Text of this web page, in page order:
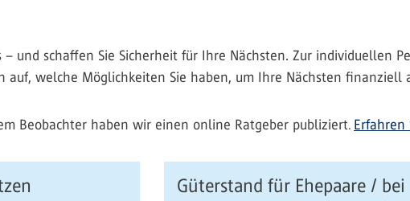
– und schaffen Sie Sicherheit für Ihre Nächsten. Zur individuellen
auf, welche Möglichkeiten Sie haben, um Ihre Nächsten finanziell
Beobachter haben wir einen online Ratgeber publiziert. Erfahren
Güterstand für Ehepaare / bei